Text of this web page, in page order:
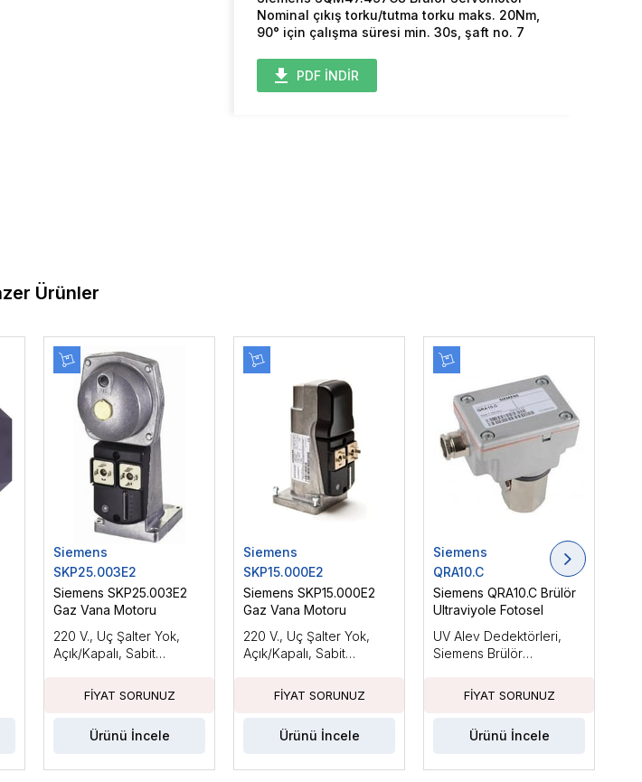
Nominal çıkış torku/tutma torku maks. 20Nm,
90° için çalışma süresi min. 30s, şaft no. 7
PDF İNDİR
Ürünler
Siemens
SKP25.003E2
Siemens SKP25.003E2
Gaz Vana Motoru
220 V., Uç Şalter Yok,
Açık/Kapalı, Sabit
Kadar Basınç Regülatörlü
Ürünü İncele
Siemens
SKP15.000E2
Siemens SKP15.000E2
Gaz Vana Motoru
220 V., Uç Şalter Yok,
Açık/Kapalı, Sabit
Ürünü İncele
Siemens
QRA10.C
Siemens QRA10.C Brülör
Ultraviyole Fotosel
UV Alev Dedektörleri,
Siemens Brülör
İçin Tasarlanmıştır
Ürünü İncele